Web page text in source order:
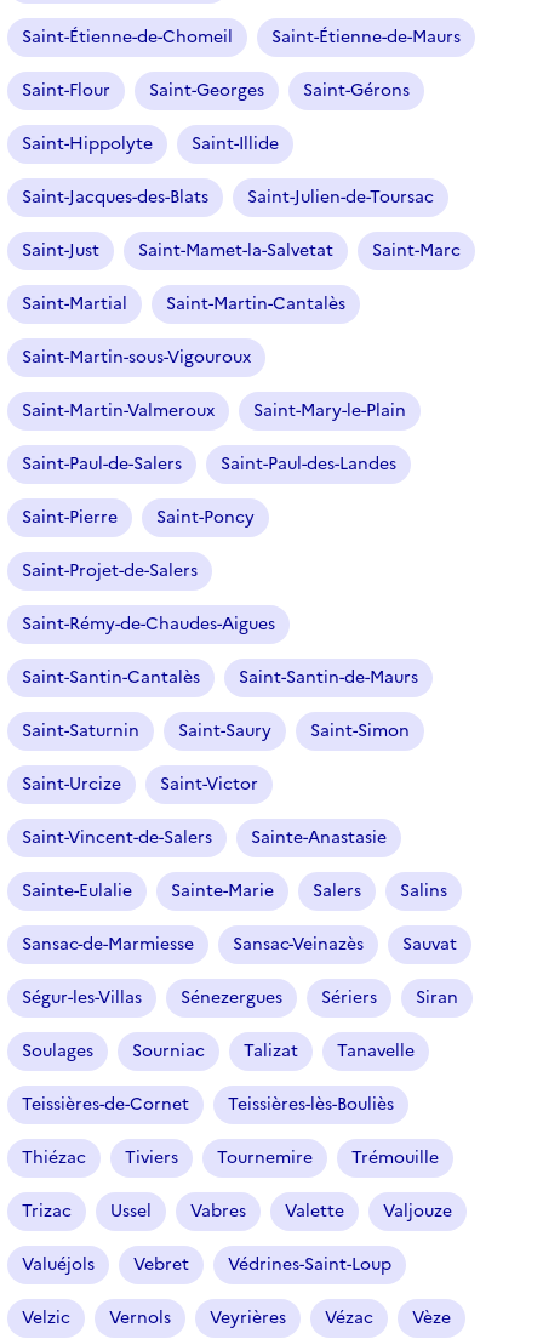
Saint-Étienne-de-Chomeil Saint-Étienne-de-Maurs
Saint-Flour Saint-Georges Saint-Gérons
Saint-Hippolyte Saint-Illide
Saint-Jacques-des-Blats Saint-Julien-de-Toursac
Saint-Just Saint-Mamet-la-Salvetat Saint-Marc
Saint-Martial Saint-Martin-Cantalès
Saint-Martin-sous-Vigouroux
Saint-Martin-Valmeroux Saint-Mary-le-Plain
Saint-Paul-de-Salers Saint-Paul-des-Landes
Saint-Pierre Saint-Poncy
Saint-Projet-de-Salers
Saint-Rémy-de-Chaudes-Aigues
Saint-Santin-Cantalès Saint-Santin-de-Maurs
Saint-Saturnin Saint-Saury Saint-Simon
Saint-Urcize Saint-Victor
Saint-Vincent-de-Salers Sainte-Anastasie
Sainte-Eulalie Sainte-Marie Salers Salins
Sansac-de-Marmiesse Sansac-Veinazès Sauvat
Ségur-les-Villas Sénezergues Sériers Siran
Soulages Sourniac Talizat Tanavelle
Teissières-de-Cornet Teissières-lès-Bouliès
Thiézac Tiviers Tournemire Trémouille
Trizac Ussel Vabres Valette Valjouze
Valuéjols Vebret Védrines-Saint-Loup
Velzic Vernols Veyrières Vézac Vèze